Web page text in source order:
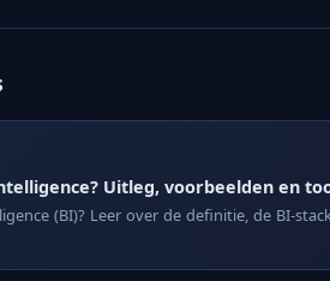
Uitleg, voorbeelden en
(BI)? Leer over de definitie, de BI-